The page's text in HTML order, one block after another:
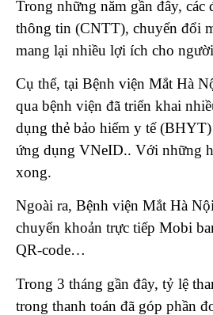
Trong những năm gần đây,
thông tin (CNTT), chuyển đổi
mang lại nhiều lợi ích cho
Cụ thể, tại Bệnh viện Mắt Hà
qua bệnh viện đã triển khai
dụng thẻ bảo hiểm y tế
ứng dụng VNeID.. Với những
xong.
Ngoài ra, Bệnh viện Mắt Hà
chuyển khoản trực tiếp Mobi
QR-code…
Trong 3 tháng gần đây, tỷ lệ
trong thanh toán đã góp phần